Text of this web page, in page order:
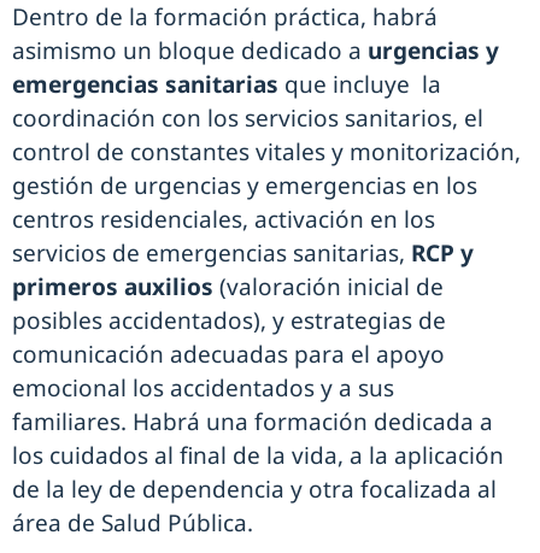
Dentro de la formación práctica, habrá
asimismo un bloque dedicado a urgencias y
emergencias sanitarias que incluye la
coordinación con los servicios sanitarios, el
control de constantes vitales y monitorización,
gestión de urgencias y emergencias en los
centros residenciales, activación en los
servicios de emergencias sanitarias, RCP y
primeros auxilios (valoración inicial de
posibles accidentados), y estrategias de
comunicación adecuadas para el apoyo
emocional los accidentados y a sus
familiares. Habrá una formación dedicada a
los cuidados al final de la vida, a la aplicación
de la ley de dependencia y otra focalizada al
área de Salud Pública.